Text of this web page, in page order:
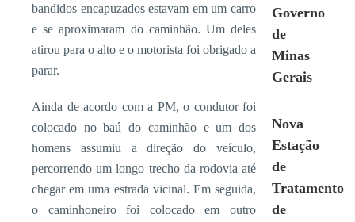
bandidos encapuzados estavam em um carro
e se aproximaram do caminhão. Um deles
atirou para o alto e o motorista foi obrigado a
parar.
Ainda de acordo com a PM, o condutor foi
colocado no baú do caminhão e um dos
homens assumiu a direção do veículo,
percorrendo um longo trecho da rodovia até
chegar em uma estrada vicinal. Em seguida,
o caminhoneiro foi colocado em outro
Governo
de
Minas
Gerais
Nova
Estação
de
Tratamento
de